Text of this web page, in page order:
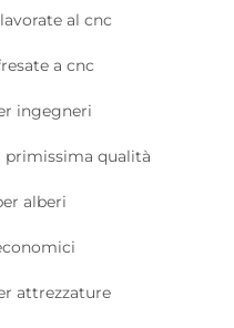
al cnc
a cnc
ingegneri
primissima qualità
alberi
attrezzature